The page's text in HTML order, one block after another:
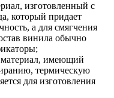
изготовленный с
который придает
а для смягчения
винила обычно
имеющий
термическую
для изготовления